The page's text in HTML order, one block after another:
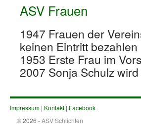
ASV Frauen
1947 Frauen der
keinen Eintritt bezahlen
1953 Erste Frau im
2007 Sonja Schulz
Impressum | Kontakt | Facebook
© 2026 -ASV Schlichten